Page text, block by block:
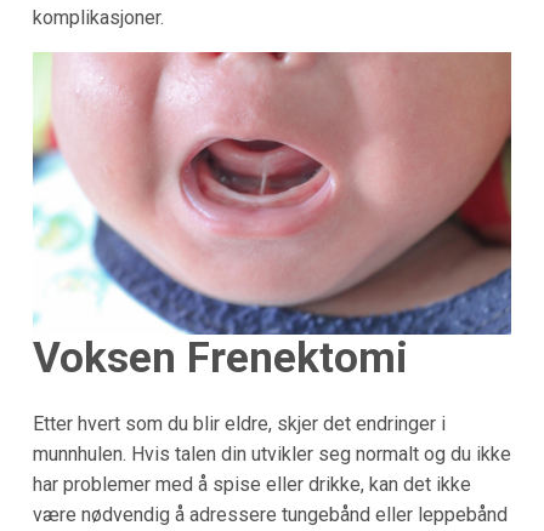
komplikasjoner.
Voksen Frenektomi
Etter hvert som du blir eldre, skjer det endringer i
munnhulen. Hvis talen din utvikler seg normalt og du ikke
har problemer med å spise eller drikke, kan det ikke
være nødvendig å adressere tungebånd eller leppebånd